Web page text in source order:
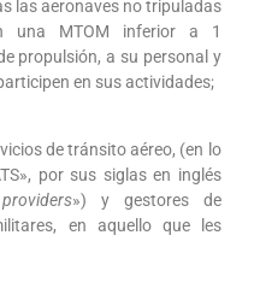
las aeronaves no tripuladas
una MTOM inferior a 1
propulsión, a su personal y
en sus actividades;
de tránsito aéreo, (en lo
por sus siglas en inglés
») y gestores de
en aquello que les